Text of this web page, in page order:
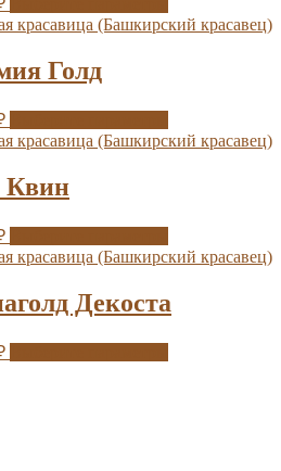
Голд
Квин
Декоста